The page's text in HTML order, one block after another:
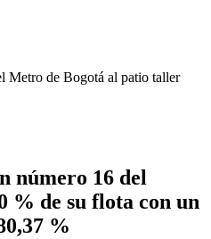
número 16 del
% de su flota con un
%